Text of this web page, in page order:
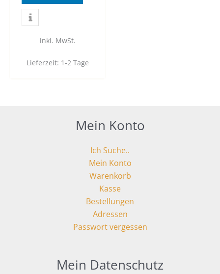
inkl. MwSt.
Lieferzeit: 1-2 Tage
Mein Konto
Ich Suche..
Mein Konto
Warenkorb
Kasse
Bestellungen
Adressen
Passwort vergessen
Mein Datenschutz